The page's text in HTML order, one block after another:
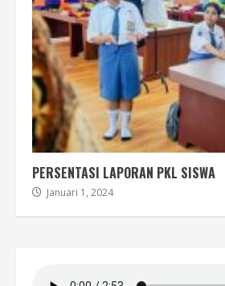
PERSENTASI LAPORAN PKL SISWA
Januari 1, 2024